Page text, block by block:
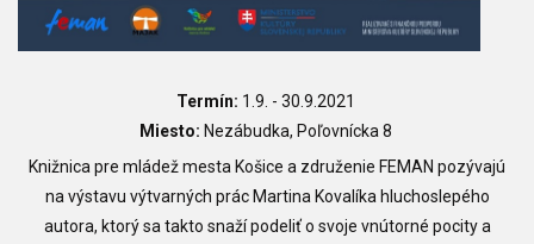
Termín: 1 .9. - 30.9.2021
Miesto: Nezábudka, Poľovnícka 8
Knižnica pre mládež mesta Košice a združenie FEMAN pozývajú
na výstavu výtvarných prác Martina Kovalíka hluchoslepého
autora, ktorý sa takto snaží podeliť o svoje vnútorné pocity a